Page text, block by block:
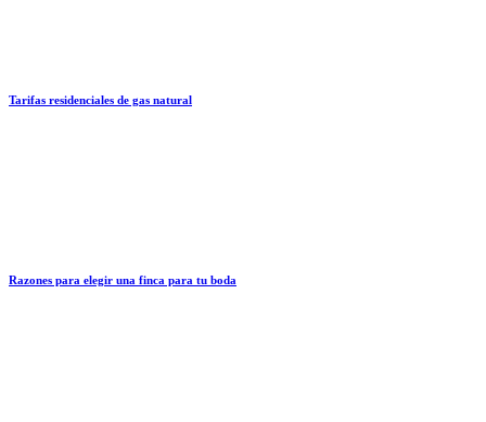
Tarifas residenciales de gas natural
Razones para elegir una finca para tu boda